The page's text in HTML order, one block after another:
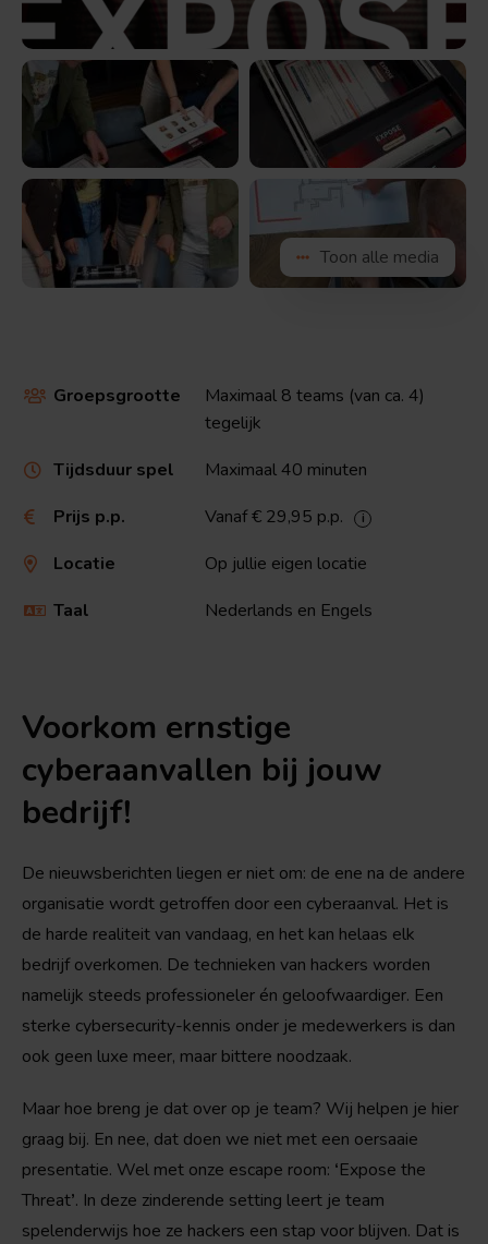
Bekijk
de
afbeelding
Bekijk
afbeelding
Bekijk
afbeelding
Bekijk
de
Toon alle media
 Groepsgrootte
Maximaal 8 teams (van ca. 4)
tegelijk
 Tijdsduur spel Maximaal 40 minuten
 Prijs p.p. Vanaf € 29,95 p.p.
 Locatie Op jullie eigen locatie
 Taal Nederlands en Engels
Voorkom ernstige
cyberaanvallen bij jouw
bedrijf!
De nieuwsberichten liegen er niet om: de ene na de andere
organisatie wordt getroffen door een cyberaanval. Het is
de harde realiteit van vandaag, en het kan helaas elk
bedrijf overkomen. De technieken van hackers worden
namelijk steeds professioneler én geloofwaardiger. Een
sterke cybersecurity-kennis onder je medewerkers is dan
ook geen luxe meer, maar bittere noodzaak.
Maar hoe breng je dat over op je team? Wij helpen je hier
graag bij. En nee, dat doen we niet met een oersaaie
presentatie. Wel met onze escape room: ‘Expose the
Threat’. In deze zinderende setting leert je team
spelenderwijs hoe ze hackers een stap voor blijven. Dat is